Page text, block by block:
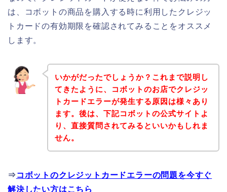
は、コボットの商品を購入する時に利用したクレジッ
トカードの有効期限を確認されてみることをオススメ
します。
いかがだったでしょうか？これまで説明し
てきたように、コボットのお店でクレジッ
トカードエラーが発生する原因は様々あり
ます。後は、下記コボットの公式サイトよ
り、直接質問されてみるといいかもしれま
せん。
⇒ コボットのクレジットカードエラーの問題を今すぐ
解決したい方はこちら